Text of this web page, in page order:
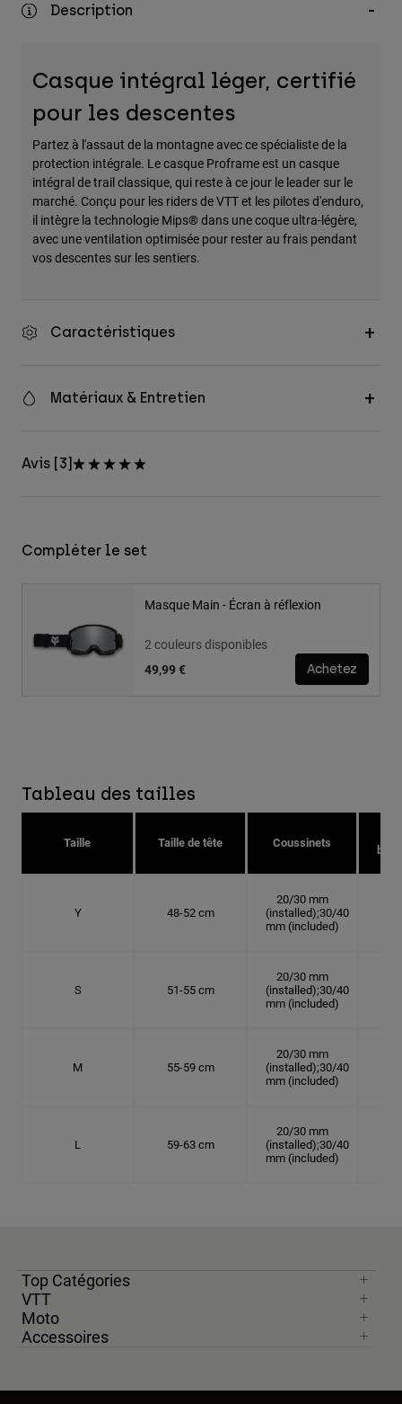
Accessoires
Sacs et sacs à dos
Chapeaux et Casquettes
Voir tout
Description
Casque intégral léger, certifié
pour les descentes
Partez à l'assaut de la montagne avec ce spécialiste de la
protection intégrale. Le casque Proframe est un casque
intégral de trail classique, qui reste à ce jour le leader sur le
marché. Conçu pour les riders de VTT et les pilotes d'enduro,
il intègre la technologie Mips® dans une coque ultra-légère,
avec une ventilation optimisée pour rester au frais pendant
vos descentes sur les sentiers.
Caractéristiques
Matériaux & Entretien
Avis [3]
Compléter le set
Masque Main - Écran à réflexion
2 couleurs disponibles
49,99 €
Achetez
Tableau des tailles
Taille Taille de tête Coussinets
Y 48-52 cm
20/30 mm
(installed);30/40
mm (included)
S 51-55 cm
20/30 mm
(installed);30/40
mm (included)
M 55-59 cm
20/30 mm
(installed);30/40
mm (included)
L 59-63 cm
20/30 mm
(installed);30/40
mm (included)
Top Catégories
VTT
Moto
Accessoires